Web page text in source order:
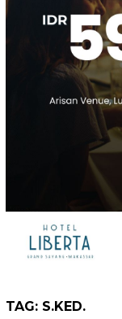
TAG: S.KED.